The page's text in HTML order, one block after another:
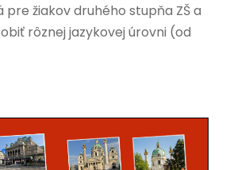
žiakov druhého stupňa ZŠ a
rôznej jazykovej úrovni (od